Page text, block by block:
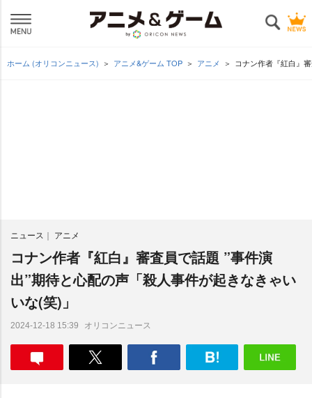
ホーム (オリコンニュース) アニメ&ゲーム TOP アニメ コナン作者『紅白』
ニュース アニメ
コナン作者『紅白』審査員で話題 ”事件演
出”期待と心配の声「殺人事件が起きなきゃい
いな(笑)」
2024-12-18 15:39 オリコンニュース